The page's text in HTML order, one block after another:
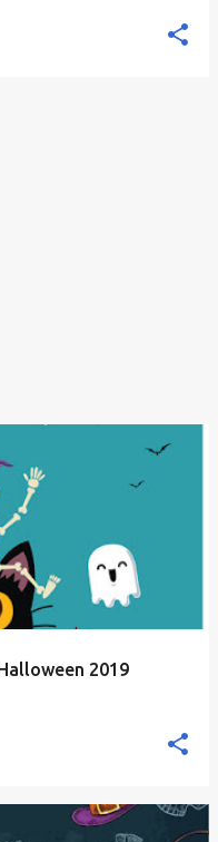
2019